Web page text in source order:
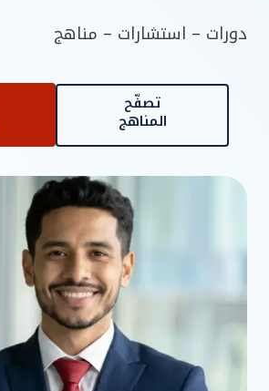
دورات – استشارات – مناهج
تصفّح
المناهج